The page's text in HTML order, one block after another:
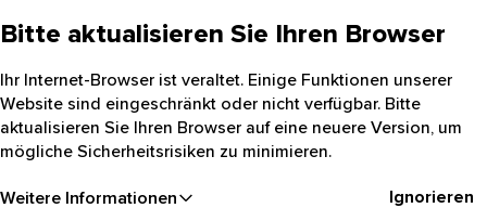
Bitte aktualisieren Sie Ihren Browser
Ihr Internet-Browser ist veraltet. Einige Funktionen unserer
Website sind eingeschränkt oder nicht verfügbar. Bitte
aktualisieren Sie Ihren Browser auf eine neuere Version, um
mögliche Sicherheitsrisiken zu minimieren.
Weitere Informationen Ignorieren